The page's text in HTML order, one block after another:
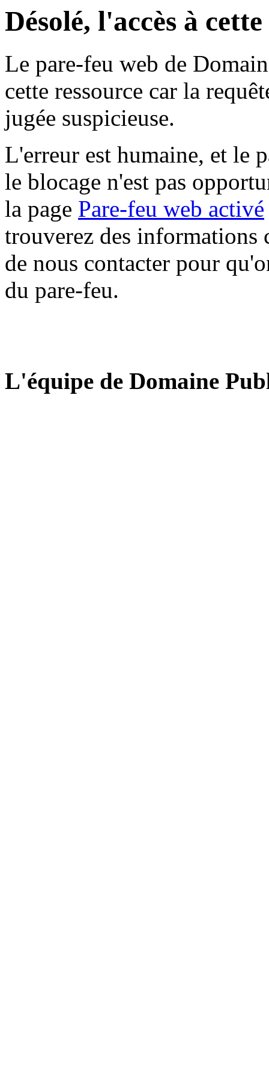
Désolé, l'accès à
Le pare-feu web de
cette ressource car la
jugée suspicieuse.
L'erreur est humaine, et le
le blocage n'est pas
la page Pare-feu web activé
trouverez des informations
de nous contacter pour
du pare-feu.
L'équipe de Domaine